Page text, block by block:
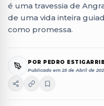
é uma travessia de
de uma vida inteira
como promessa.
POR PEDRO
Publicado em 25 de Abril de